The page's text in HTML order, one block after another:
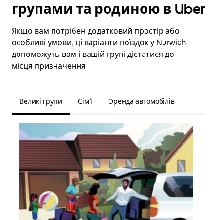
групами та родиною в Uber
Якщо вам потрібен додатковий простір або
особливі умови, ці варіанти поїздок у Norwich
допоможуть вам і вашій групі дістатися до
місця призначення.
Великі групи Сім’ї Оренда автомобілів